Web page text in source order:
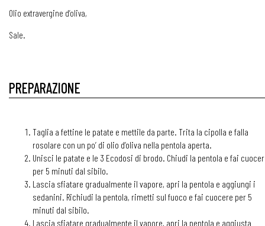
Olio extravergine d’oliva,
Sale.
PREPARAZIONE
Taglia a fettine le patate e mettile da parte. Trita la cipolla e falla
rosolare con un po’ di olio d’oliva nella pentola aperta.
Unisci le patate e le 3 Ecodosi di brodo. Chiudi la pentola e fai
per 5 minuti dal sibilo.
Lascia sfiatare gradualmente il vapore, apri la pentola e aggiungi i
sedanini. Richiudi la pentola, rimetti sul fuoco e fai cuocere per 5
minuti dal sibilo.
Lascia sfiatare gradualmente il vapore, apri la pentola e aggiusta